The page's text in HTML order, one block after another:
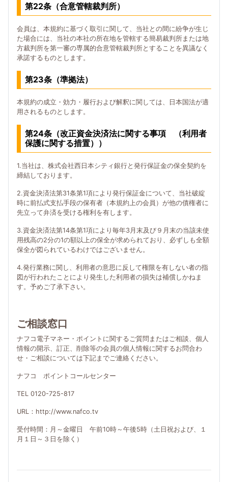
第22条（合意管轄裁判所）
会員は、本規約に基づく取引に関して、当社との間に紛争が生じ
た場合には、当社の本社の所在地を管轄する簡易裁判所または地
方裁判所を第一審の専属的合意管轄裁判所とすることを異議なく
承諾するものとします。
第23条（準拠法）
本規約の成立・効力・履行および解釈に関しては、日本国法が適
用されるものとします。
第24条（改正資金決済法に関する事項 （利用者
保護に関する措置））
1.当社は、株式会社西日本シティ銀行と発行保証金の保全契約を
締結しております。
2.資金決済法第31条第1項により発行保証金について、当社破綻
時に前払式支払手段の保有者（本規約上の会員）が他の債権者に
先立って弁済を受ける権利を有します。
3.資金決済法第14条第1項により毎年3月末及び９月末の当該未使
用残高の2分の1の額以上の保全が求められており、必ずしも全額
保全が図られているわけではございません。
4.発行業務に関し、利用者の意思に反して権限を有しない者の指
図が行われたことにより発生した利用者の損失は補償しかねま
す。予めご了承下さい。
ご相談窓口
ナフコ電子マネー・ポイントに関するご質問またはご相談、個人
情報の開示、訂正、削除等の会員の個人情報に関するお問合わ
せ・ご相談については下記までご連絡ください。
ナフコ ポイントコールセンター
TEL 0120-725-817
URL：http://www.nafco.tv
受付時間：月～金曜日 午前10時～午後5時（土日祝および、１
月１日～３日を除く）